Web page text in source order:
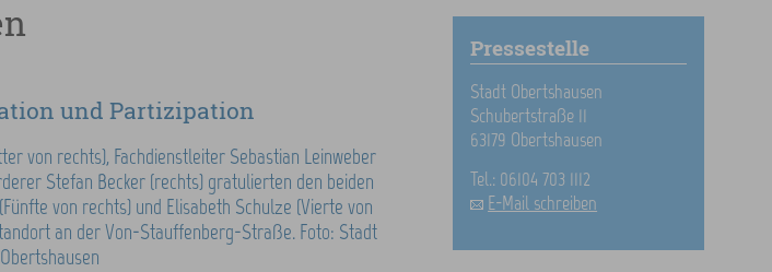
und Partizipation
Pressestelle
Stadt Obertshausen
Schubertstraße 11
63179 Obertshausen
Tel.: 06104 703 1112
E-Mail schreiben